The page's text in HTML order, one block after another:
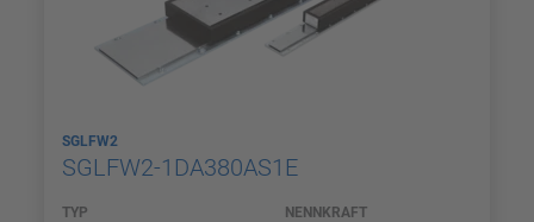
SGLFW2
SGLFW2-1DA380AS1E
TYP NENNKRAFT